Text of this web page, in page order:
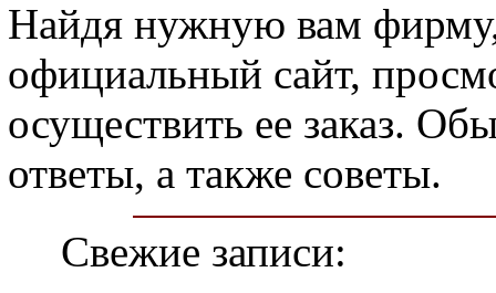
Найдя нужную вам фирму,
официальный сайт,
осуществить ее заказ.
ответы, а также советы.
Свежие записи: